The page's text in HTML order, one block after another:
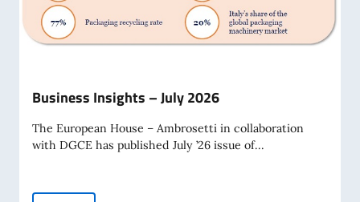
Business Insights – July 2026
The European House – Ambrosetti in collaboration
with DGCE has published July ’26 issue of...